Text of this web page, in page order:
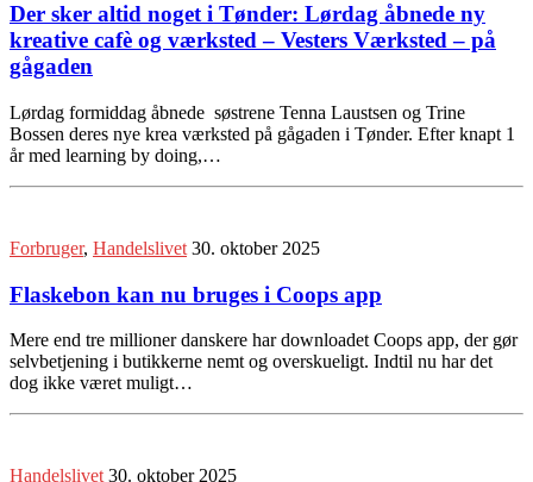
Der sker altid noget i Tønder: Lørdag åbnede ny
kreative cafè og værksted – Vesters Værksted – på
gågaden
Lørdag formiddag åbnede søstrene Tenna Laustsen og Trine
Bossen deres nye krea værksted på gågaden i Tønder. Efter knapt 1
år med learning by doing,…
Forbruger, Handelslivet 30. oktober 2025
Flaskebon kan nu bruges i Coops app
Mere end tre millioner danskere har downloadet Coops app, der gør
selvbetjening i butikkerne nemt og overskueligt. Indtil nu har det
dog ikke været muligt…
Handelslivet 30. oktober 2025